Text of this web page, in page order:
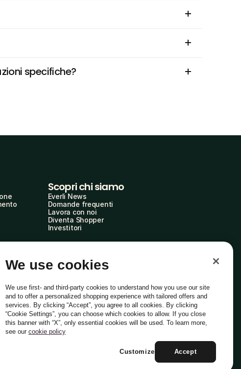
specifiche?
Scopri chi siamo
Everli News
Domande frequenti
Lavora con noi
Diventa Shopper
Investitori
Italiano
We use cookies
We use first- and third-party cookies to understand how you use our site
and to offer a personalized shopping experience with tailored offers and
services. By clicking “Accept”, you agree to all cookies. By clicking
“Cookie Settings”, you can choose which cookies to allow. If you close
this banner with “X”, only essential cookies will be used. To learn more,
see our cookie policy
Accept
Customize